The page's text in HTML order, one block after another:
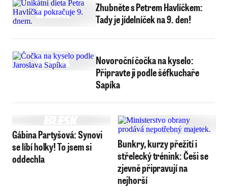
Zhubněte s Petrem Havlíčkem:
Tady je jídelníček na 9. den!
Novoroční čočka na kyselo:
Připravte ji podle šéfkuchaře
Sapíka
Gábina Partyšová: Synovi
se líbí holky! To jsem si
oddechla
Bunkry, kurzy přežití i
střelecký trénink: Češi se
zjevně připravují na
nejhorší